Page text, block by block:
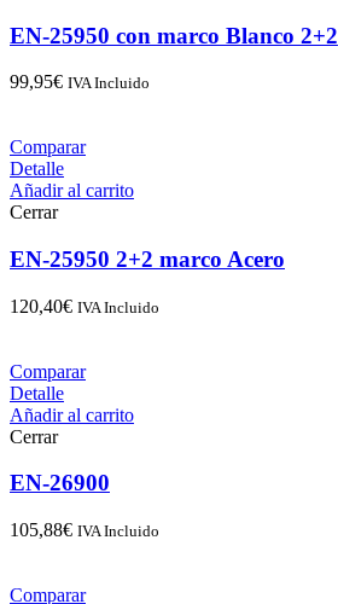
EN-25950 con marco Blanco 2+2
99,95€ IVA Incluido
Comparar
Detalle
Añadir al carrito
Cerrar
EN-25950 2+2 marco Acero
120,40€ IVA Incluido
Comparar
Detalle
Añadir al carrito
Cerrar
EN-26900
105,88€ IVA Incluido
Comparar